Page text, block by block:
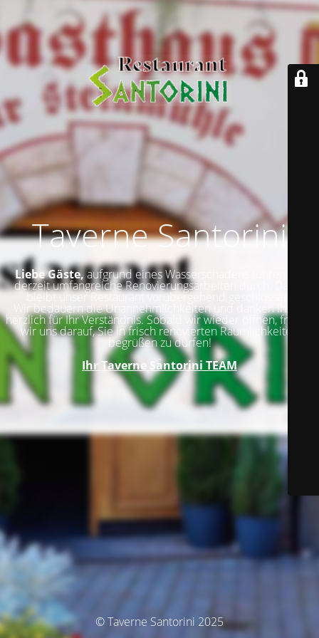
Taverne Santorini
Liebe Gäste,aufgrund eines Wasserschadens führen wir
derzeit umfangreiche Renovierungsarbeiten durch. Daher
bleibt unser Restaurant vorübergehend geschlossen.
Wir bedauern die Unannehmlichkeiten und danken Ihnen
herzlich für Ihr Verständnis. Sobald wir wieder öffnen, freuen
wir uns darauf, Sie in frisch renovierten Räumlichkeiten
begrüßen zu dürfen!
Ihr Taverne Santorini TEAM
© Taverne Santorini 2025